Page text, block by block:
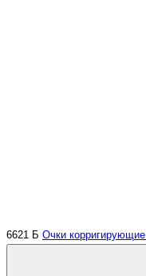
6621 Б Очки